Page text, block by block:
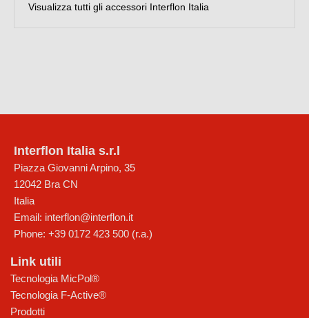
Visualizza tutti gli accessori Interflon Italia
Interflon Italia s.r.l
Piazza Giovanni Arpino, 35
12042 Bra CN
Italia
Email: interflon@interflon.it
Phone: +39 0172 423 500 (r.a.)
Link utili
Tecnologia MicPol®
Tecnologia F-Active®
Prodotti